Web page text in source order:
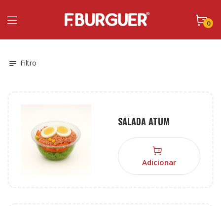
0
Filtro
SALADA ATUM
Adicionar